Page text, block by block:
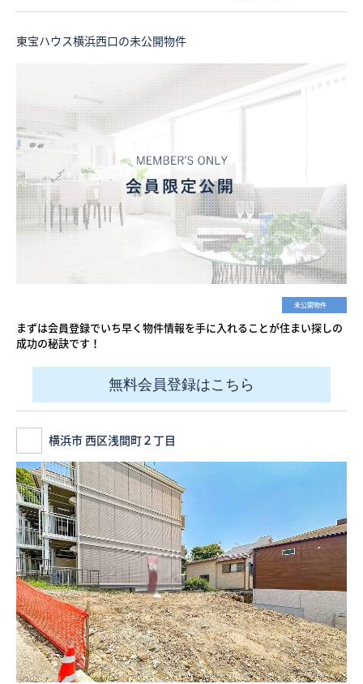
東宝ハウス横浜西口の未公開物件
未公開物件
まずは会員登録でいち早く物件情報を手に入れることが住まい探しの
成功の秘訣です！
無料会員登録はこちら
横浜市 西区浅間町２丁目